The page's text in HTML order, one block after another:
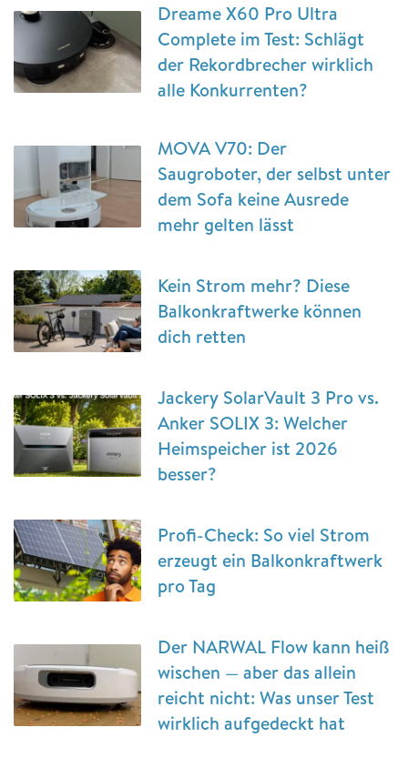
Dreame X60 Pro Ultra
Complete im Test: Schlägt
der Rekordbrecher wirklich
alle Konkurrenten?
MOVA V70: Der
Saugroboter, der selbst unter
dem Sofa keine Ausrede
mehr gelten lässt
Kein Strom mehr? Diese
Balkonkraftwerke können
dich retten
Jackery SolarVault 3 Pro vs.
Anker SOLIX 3: Welcher
Heimspeicher ist 2026
besser?
Profi-Check: So viel Strom
erzeugt ein Balkonkraftwerk
pro Tag
Der NARWAL Flow kann heiß
wischen — aber das allein
reicht nicht: Was unser Test
wirklich aufgedeckt hat